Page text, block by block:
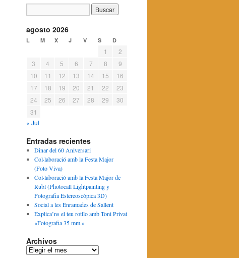
agosto 2026
L M X J V S D
1
2
3
4 5 6 7 8
9
10
11 12 13 14 15
16
17
18 19 20 21 22
23
24
25 26 27 28 29
30
31
« Jul
Entradas recientes
Dinar del 60 Aniversari
Col·laboració amb la Festa Major
(Foto Viva)
Col·laboració amb la Festa Major de
Rubí (Photocall Lightpainting y
Fotografia Estereoscòpica 3D)
Social a les Enramades de Sallent
Explica’ns el teu rotllo amb Toni Privat
«Fotografia 35 mm.»
Archivos
Archivos